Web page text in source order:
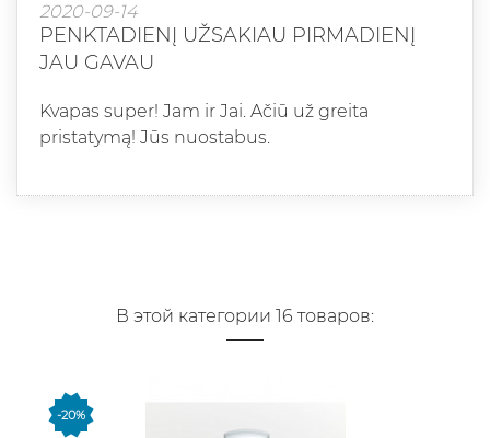
2020-09-14
PENKTADIENĮ UŽSAKIAU PIRMADIENĮ
JAU GAVAU
Kvapas super! Jam ir Jai. Ačiū už greita
pristatymą! Jūs nuostabus.
В этой категории 16 товаров:
-20%